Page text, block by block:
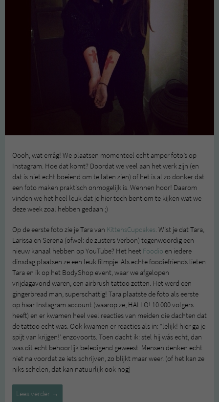
Oooh, wat errâg! We plaatsen momenteel echt amper foto’s op
Instagram. Hoe dat komt? Doordat we veel aan het werk zijn (en
dat is niet echt boeiend om te laten zien) of het is al zo donker dat
een foto maken praktisch onmogelijk is. Wennen hoor! Daarom
vinden we het heel leuk dat je hier toch bent om te kijken wat we
deze week zoal hebben gedaan ;)
Op de eerste foto zie je Tara van KittehsCupcakes. Wist je dat Tara,
Larissa en Serena (ofwel: de zusters Verbon) tegenwoordig een
nieuw kanaal hebben op YouTube? Het heet Foodio en iedere
dinsdag plaatsen ze een leuk filmpje. Als echte foodiefriends lieten
Tara en ik op het BodyShop event, waar we afgelopen
vrijdagavond waren, een airbrush tattoo zetten. Het werd een
gingerbread man, superschattig! Tara plaatste de foto als eerste
op haar Instagram account (waarop ze, HALLO! 10.000 volgers
heeft) en er kwamen heel veel reacties van meiden die dachten dat
de tattoo echt was. Ook kwamen er reacties als in: “lelijk! hier ga je
spijt van krijgen!’ enzovoorts. Toen dacht ik: stel hij wás echt, dan
was dit echt behoorlijk beledigend geweest. Mensen denken echt
niet na voordat ze iets schrijven, zo blijkt maar weer. (of het kan ze
niks schelen, dat kan natuurlijk ook nog)
Lees verder De
→